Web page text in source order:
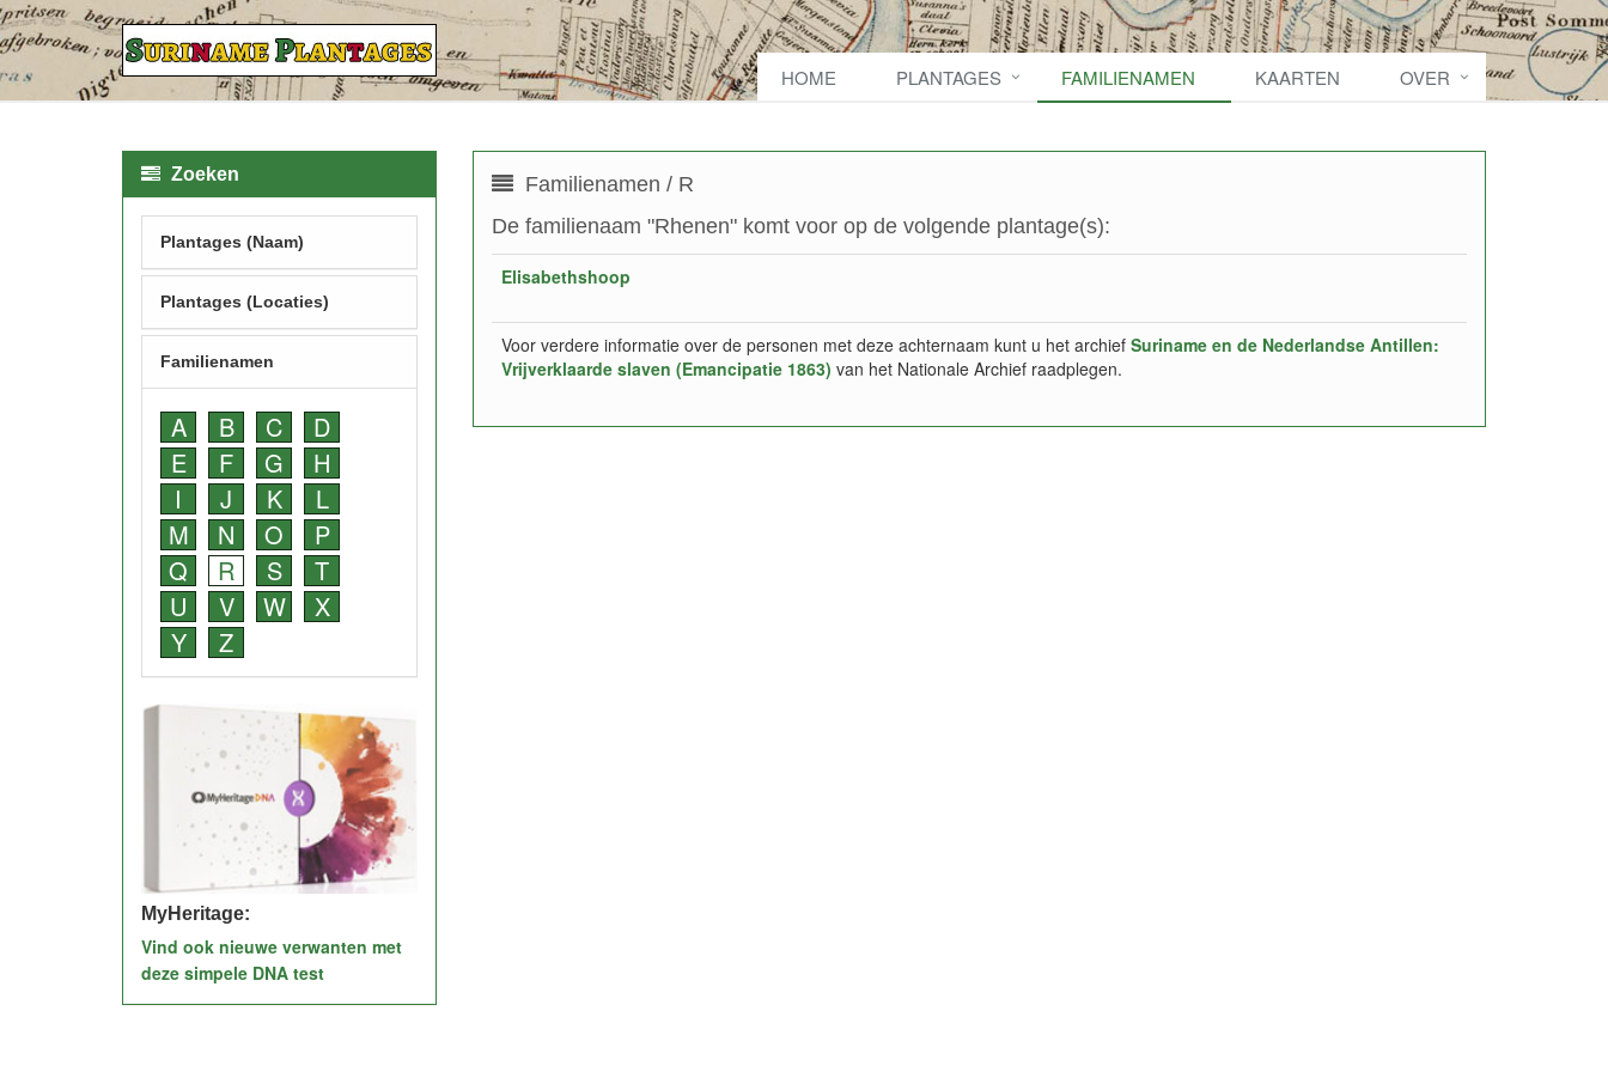
HOME PLANTAGES FAMILIENAMEN KAARTEN OVER
Familienamen / R
De familienaam "Rhenen" komt voor op de volgende plantage(s):
Elisabethshoop
Voor verdere informatie over de personen met deze achternaam kunt u het archief Suriname en de Nederlandse Antillen:
Vrijverklaarde slaven (Emancipatie 1863) van het Nationale Archief raadplegen.
Zoeken
Plantages (Naam)
Plantages (Locaties)
Familienamen
A B C
D
E
F G
H
I
J K
L
M
N O
P
Q
R S
T
U
V W
X
Y
Z
MyHeritage:
Vind ook nieuwe verwanten met
deze simpele DNA test